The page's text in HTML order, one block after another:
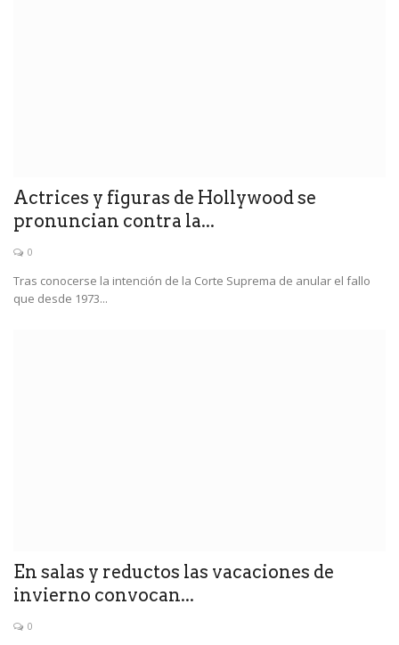
Actrices y figuras de Hollywood se
pronuncian contra la...
0
Tras conocerse la intención de la Corte Suprema de anular el fallo
que desde 1973...
En salas y reductos las vacaciones de
invierno convocan...
0